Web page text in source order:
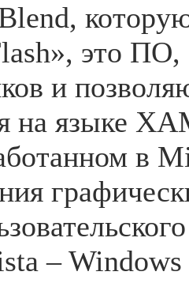
это ПО,
и
на языке
в
– Windows